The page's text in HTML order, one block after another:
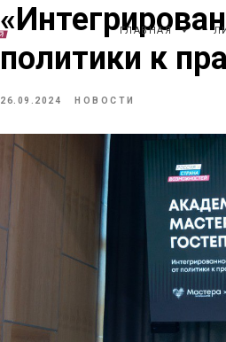
ГЛАВНАЯ
политики к
26.09.2024 НОВОСТИ